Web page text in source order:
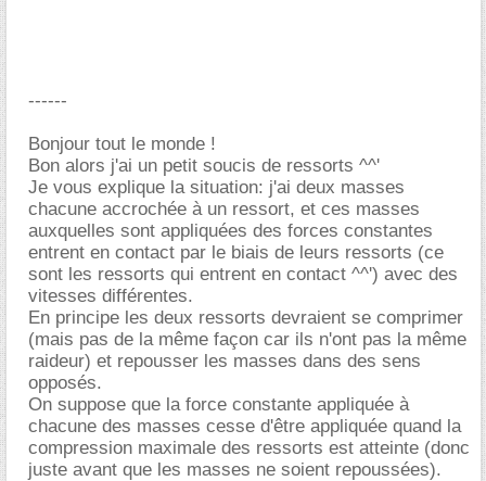
------
Bonjour tout le monde !
Bon alors j'ai un petit soucis de ressorts ^^'
Je vous explique la situation: j'ai deux masses
chacune accrochée à un ressort, et ces masses
auxquelles sont appliquées des forces constantes
entrent en contact par le biais de leurs ressorts (ce
sont les ressorts qui entrent en contact ^^') avec des
vitesses différentes.
En principe les deux ressorts devraient se comprimer
(mais pas de la même façon car ils n'ont pas la même
raideur) et repousser les masses dans des sens
opposés.
On suppose que la force constante appliquée à
chacune des masses cesse d'être appliquée quand la
compression maximale des ressorts est atteinte (donc
juste avant que les masses ne soient repoussées).